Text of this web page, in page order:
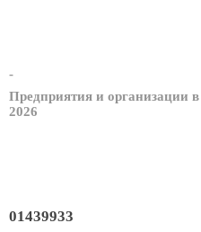
-
Предприятия и организации
2026
01439933